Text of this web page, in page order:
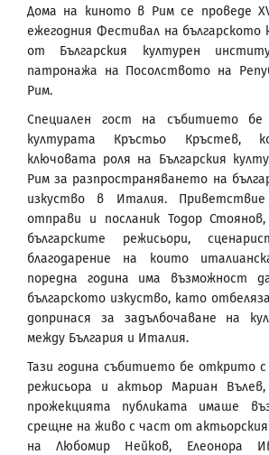
Дома на киното в Рим се проведе
ежегодния Фестивал на българското
от Българския културен
патронажа на Посолството на
Рим.
Специален гост на събитието
културата Кръстьо Кръстев,
ключовата роля на Българския
Рим за разпространяването на
изкуство в Италия.
отправи и посланик Тодор
българските режисьори,
благодарение на които
поредна година има възможност
българското изкуство, като
допринася за задълбочаване на
между България и Италия.
Тази година събитието бе открито с
режисьора и актьор Мариан
прожекцията публиката имаше
срещне на живо с част от
на Любомир Нейков, Елеонора